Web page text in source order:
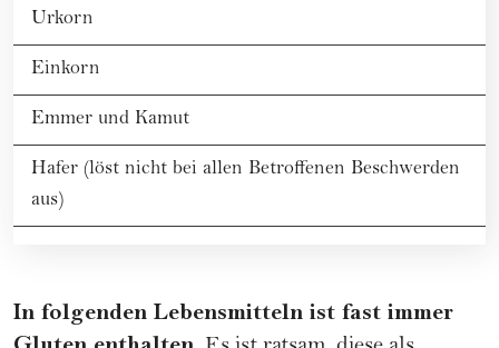
Urkorn
Einkorn
Emmer und Kamut
Hafer (löst nicht bei allen Betroffenen Beschwerden
aus)
In folgenden Lebensmitteln ist fast immer